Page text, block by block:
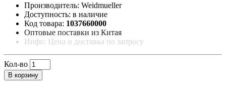
Производитель: Weidmueller
Доступность: в наличие
Код товара: 1037660000
Оптовые поставки из Китая
Инфо: Цена и доставка по запросу
Кол-во
В корзину